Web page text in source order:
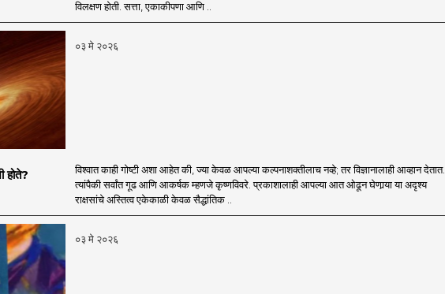
विलक्षण होती. सत्ता, एकाकीपणा आणि ..
०३ मे २०२६
होते?
विश्वात काही गोष्टी अशा आहेत की, ज्या केवळ आपल्या कल्पनाशक्तीलाच नव्हे; तर विज्ञानालाही आव्हान देतात.
त्यांपैकी सर्वांत गूढ आणि आकर्षक म्हणजे कृष्णविवरे. प्रकाशालाही आपल्या आत ओढून घेणार्‍या या अदृश्य
राक्षसांचे अस्तित्व एकेकाळी केवळ सैद्धांतिक ..
०३ मे २०२६